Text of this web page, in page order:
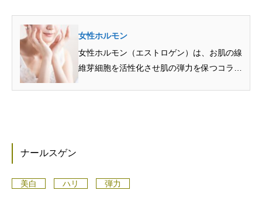
女性ホルモン
女性ホルモン（エストロゲン）は、お肌の線
維芽細胞を活性化させ肌の弾力を保つコラー
ナールスゲン
美白 ハリ 弾力